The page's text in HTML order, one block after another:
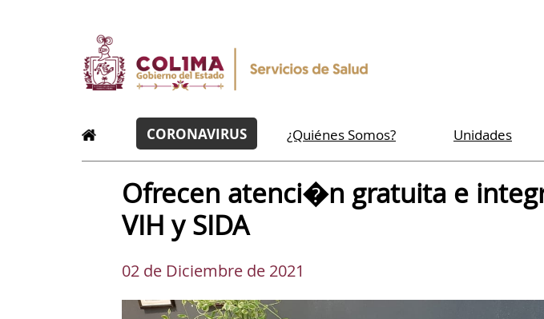
CORONAVIRUS ¿Quiénes Somos? Unidades
Ofrecen atenci�n gratuita e
VIH y SIDA
02 de Diciembre de 2021